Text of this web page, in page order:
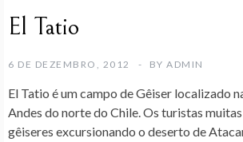
El Tatio
6 DE DEZEMBRO, 2012 BY ADMIN
El Tatio é um campo de Gêiser localizado
Andes do norte do Chile. Os turistas
gêiseres excursionando o deserto de